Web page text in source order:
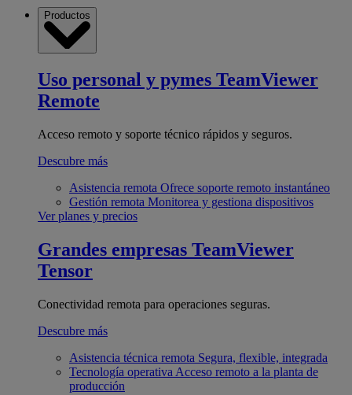
Productos
Uso personal y pymes TeamViewer
Remote
Acceso remoto y soporte técnico rápidos y seguros.
Descubre más
Asistencia remota Ofrece soporte remoto instantáneo
Gestión remota Monitorea y gestiona dispositivos
Ver planes y precios
Grandes empresas TeamViewer
Tensor
Conectividad remota para operaciones seguras.
Descubre más
Asistencia técnica remota Segura, flexible, integrada
Tecnología operativa Acceso remoto a la planta de
producción